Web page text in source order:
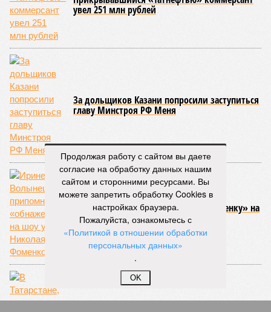
увел 251 млн рублей
За дольщиков Казани попросили заступиться
главу Минстроя РФ Меня
Ирине Волынец припомнили «обнаженку» на
шоу у Николая Фоменко
Продолжая работу с сайтом вы даете
согласие на обработку данных нашим
сайтом и сторонними ресурсами. Вы
можете запретить обработку Cookies в
настройках браузера.
Пожалуйста, ознакомьтесь с
«Политикой в отношении обработки
персональных данных»
.
OK